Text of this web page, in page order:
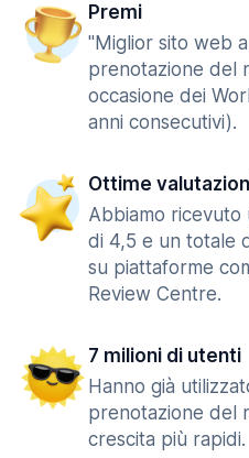
Premi
"Miglior sito web
prenotazione del
occasione dei
anni consecutivi).
Ottime
Abbiamo ricevuto
di 4,5 e un totale
su piattaforme
Review Centre.
7 milioni di utenti
Hanno già
prenotazione del
crescita più rapidi.